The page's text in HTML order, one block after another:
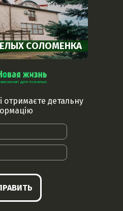
СОЛОМЕНКА
отримаєте детальну